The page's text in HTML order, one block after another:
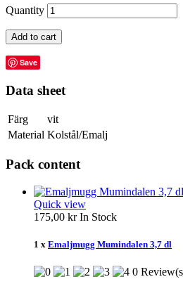
Quantity
Add to cart
Save
Data sheet
Färg
vit
Material Kolstål/Emalj
Pack content
Quick view
175,00 krIn Stock
1 x Emaljmugg Mumindalen 3,7 dl
0